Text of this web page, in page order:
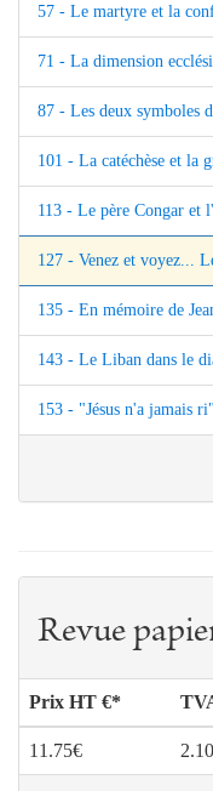
57 - Le martyre et la
71 - La dimension
87 - Les deux symboles
101 - La catéchèse et la
113 - Le père Congar et
127 - Venez et voyez...
135 - En mémoire de
143 - Le Liban dans le
153 - "Jésus n'a jamais ri"
Revue
Prix HT €*
11.75€